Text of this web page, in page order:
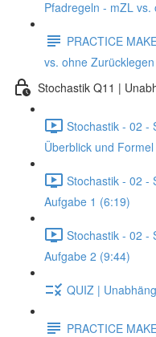
Pfadregeln - mZL vs.
PRACTICE
vs. ohne Zurücklegen
Stochastik Q11 |
Stochastik - 02 -
Überblick und
Stochastik - 02 -
Aufgabe 1 (6:19)
Stochastik - 02 -
Aufgabe 2 (9:44)
QUIZ |
PRACTICE